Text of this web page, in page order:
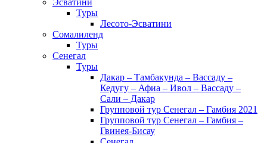
Эсватини
Туры
Лесото-Эсватини
Сомалиленд
Туры
Сенегал
Туры
Дакар – Тамбакунда – Вассаду –
Кедугу – Афиа – Ивол – Вассаду –
Сали – Дакар
Групповой тур Сенегал – Гамбия 2021
Групповой тур Сенегал – Гамбия –
Гвинея-Бисау